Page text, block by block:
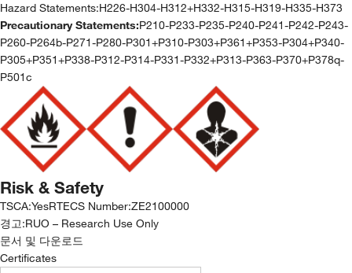
Hazard Statements:H226-H304-H312+H332-H315-H319-H335-H373
Precautionary Statements:P210-P233-P235-P240-P241-P242-P243-
P260-P264b-P271-P280-P301+P310-P303+P361+P353-P304+P340-
P305+P351+P338-P312-P314-P331-P332+P313-P363-P370+P378q-
P501c
Risk & Safety
TSCA:YesRTECS Number:ZE2100000
경고:RUO – Research Use Only
문서 및 다운로드
Certificates